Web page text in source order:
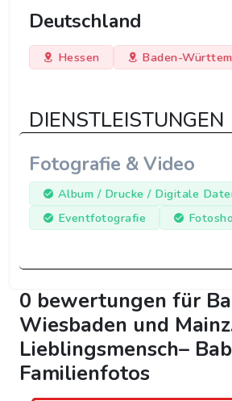
Deutschland
Hessen Baden-
DIENSTLEISTUNGEN
Fotografie & Video
Album / Drucke / Digitale
Eventfotografie
0 bewertungen für
Wiesbaden und
Lieblingsmensch–
Familienfotos